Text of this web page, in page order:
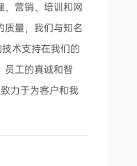
、营销、培训和网
质量，我们与知名
术支持在我们的
员工的真诚和智
力于为客户和我